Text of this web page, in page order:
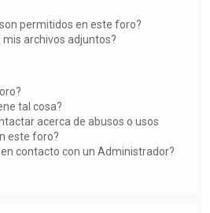
permitidos en este foro?
archivos adjuntos?
tal cosa?
acerca de abusos o usos
este foro?
contacto con un Administrador?